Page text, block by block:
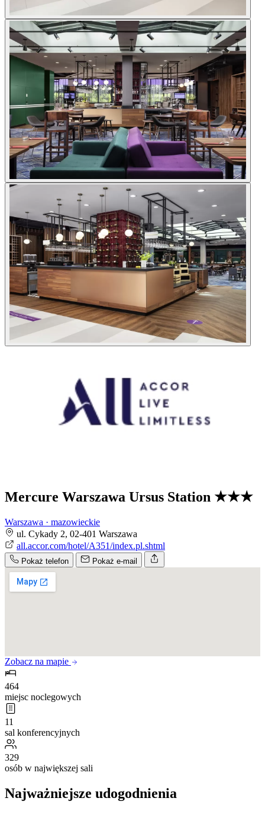
Mercure Warszawa Ursus Station ★★★
Warszawa · mazowieckie
ul. Cykady 2, 02-401 Warszawa
all.accor.com/hotel/A351/index.pl.shtml
Pokaż telefon Pokaż e-mail
Zobacz na mapie
464
miejsc noclegowych
11
sal konferencyjnych
329
osób w największej sali
Najważniejsze udogodnienia